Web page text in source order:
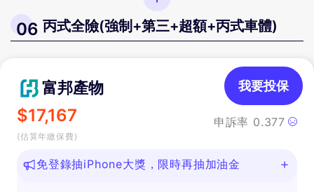
06 丙式全險(強制+第三+超額+丙式車體)
富邦產物
$17,167
(估算年繳保費)
申訴率 0.377
我要投保
免登錄抽iPhone大獎，限時再抽加油金